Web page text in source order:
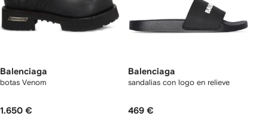
Balenciaga
botas Venom
1.650 €
Balenciaga
sandalias con logo en relieve
469 €